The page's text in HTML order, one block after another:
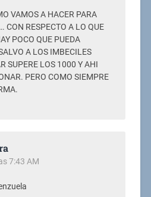
VAMOS A HACER PARA
CON RESPECTO A LO QUE
POCO QUE PUEDA
A LOS IMBECILES
SUPERE LOS 1000 Y AHI
PERO COMO SIEMPRE
7:43 AM